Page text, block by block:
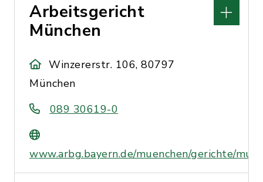
Arbeitsgericht
München
Winzererstr. 106, 80797
München
089 30619-0
www.arbg.bayern.de/muenchen/gerichte/